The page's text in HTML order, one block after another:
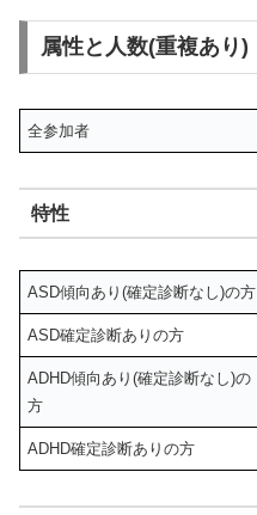
属性と人数(重複あり)
全参加者
特性
ASD傾向あり(確定診断なし)の方
ASD確定診断ありの方
ADHD傾向あり(確定診断なし)の
方
ADHD確定診断ありの方